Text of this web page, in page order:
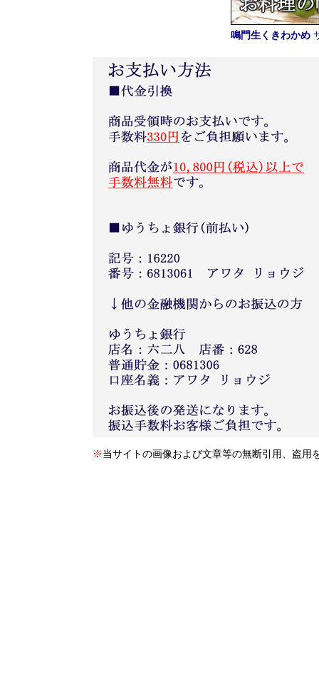
鳴門生くきわかめ
※ 当サイトの画像および文章等の無断引用、盗用